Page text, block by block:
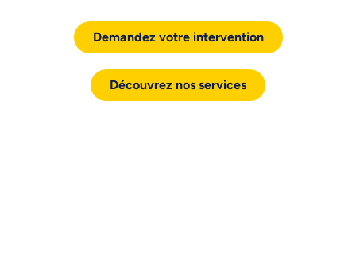
Demandez votre intervention
Découvrez nos services